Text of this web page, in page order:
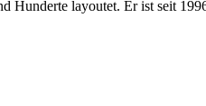
layoutet. Er ist seit